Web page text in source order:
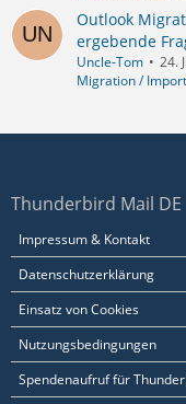
Outlook
ergebende
Uncle-Tom
24.
Migration /
Thunderbird Mail DE
Impressum & Kontakt
Datenschutzerklärung
Einsatz von Cookies
Nutzungsbedingungen
Spendenaufruf für